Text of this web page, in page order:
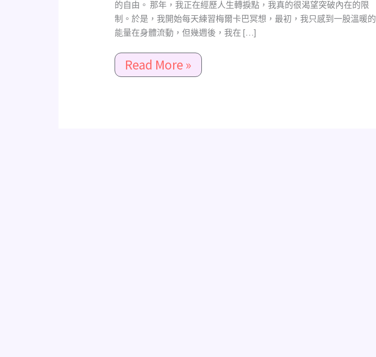
的自由。 那年，我正在經歷人生轉捩點，我真的很渴望突破內在的限
制。於是，我開始每天練習梅爾卡巴冥想，最初，我只感到一股溫暖的
能量在身體流動，但幾週後，我在 […]
外
在
實
秘
訣
Read More »